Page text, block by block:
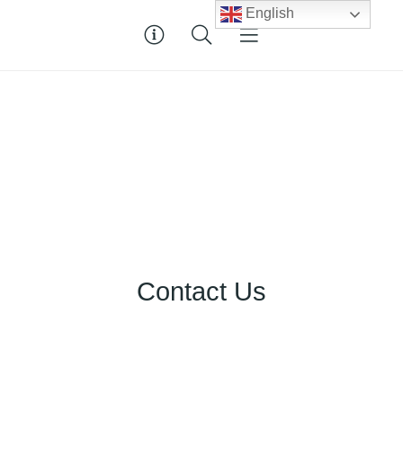
Contact Us
English